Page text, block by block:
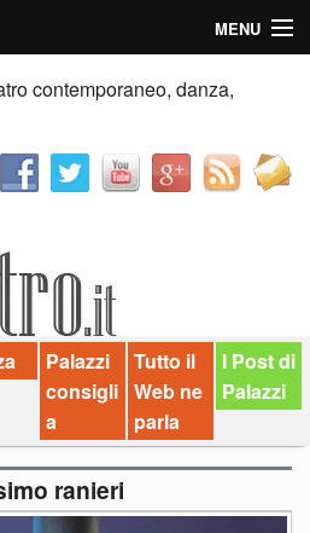
MENU
contemporaneo, danza,
Palazzi
consigli
a
Tutto il
Web ne
parla
I Post di
Palazzi
ranieri